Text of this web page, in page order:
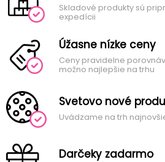
Skladové produkty sú
expedícii
Úžasne nízke ceny
Ceny pravidelne
možno najlepšie na trhu
Svetovo nové
Uvádzame na trh
Darčeky zadarmo